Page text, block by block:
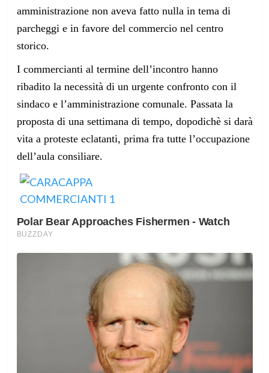
amministrazione non aveva fatto nulla in tema di
parcheggi e in favore del commercio nel centro
storico.
I commercianti al termine dell’incontro hanno
ribadito la necessità di un urgente confronto con il
sindaco e l’amministrazione comunale. Passata la
proposta di una settimana di tempo, dopodichè si darà
vita a proteste eclatanti, prima fra tutte l’occupazione
dell’aula consiliare.